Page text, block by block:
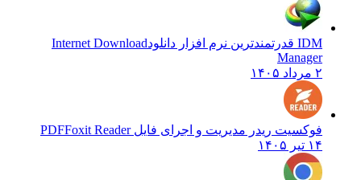
IDM قدرتمندترین نرم افزار دانلود
Internet Download
Manager
۲ مرداد ۱۴۰۵
فوکسیت ریدر مدیریت و اجرای فایل PDFFoxit Reader
۱۴ تیر ۱۴۰۵